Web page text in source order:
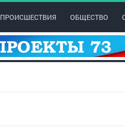
ПРОИСШЕСТВИЯ ОБЩЕСТВО